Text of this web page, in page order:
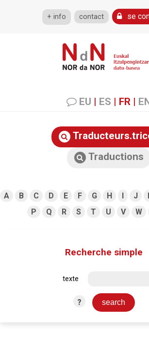
+ info contact se
EU | ES | FR |
Traductions
A B C D E F G H I J
P
Q R S T U V W
Recherche simple
texte
?